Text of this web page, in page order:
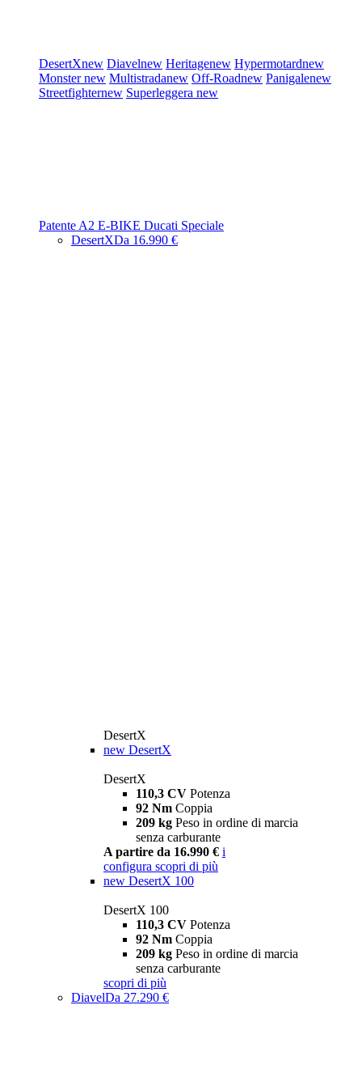
DesertXnew Diavelnew Heritagenew Hypermotardnew
Monsternew Multistradanew Off-Roadnew Panigalenew
Streetfighternew Superleggera new
Patente A2 E-BIKE Ducati Speciale
DesertXDa 16.990 €
DesertX
new DesertX
DesertX
110,3 CV Potenza
92 Nm Coppia
209 kg Peso in ordine di marcia
senza carburante
A partire da 16.990 € i
configura scopri di più
new DesertX 100
DesertX 100
110,3 CV Potenza
92 Nm Coppia
209 kg Peso in ordine di marcia
senza carburante
scopri di più
DiavelDa 27.290 €